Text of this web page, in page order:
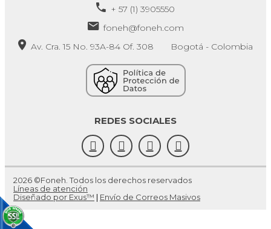
+ 57 (1) 3905550
foneh@foneh.com
Av. Cra. 15 No. 93A-84 Of. 308 Bogotá - Colombia
REDES SOCIALES
2026 ©Foneh. Todos los derechos reservados
Líneas de atención
Diseñado por Exus™ | Envío de Correos Masivos